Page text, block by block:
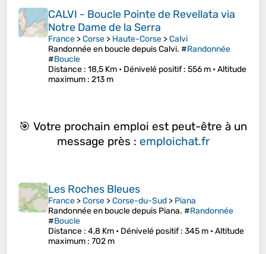
CALVI - Boucle Pointe de Revellata via
Notre Dame de la Serra
France >Corse > Haute-Corse >Calvi
Randonnée en boucle depuis Calvi. #Randonnée
#Boucle
Distance : 18,5 Km • Dénivelé positif: 556 m •Altitude
maximum : 213 m
🎯 Votre prochain emploi est peut-être à un
message près : emploichat.fr
Les Roches Bleues
France >Corse >Corse-du-Sud > Piana
Randonnée en boucle depuis Piana. #Randonnée
#Boucle
Distance : 4,8 Km • Dénivelé positif: 345 m •Altitude
maximum : 702 m